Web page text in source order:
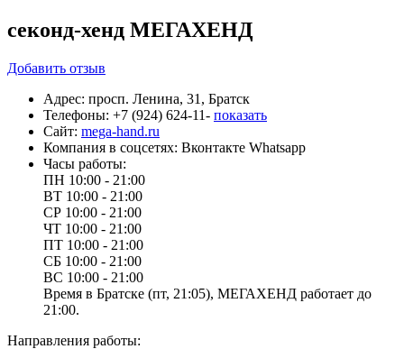
секонд-хенд МЕГАХЕНД
Добавить отзыв
Адрес: просп. Ленина, 31, Братск
Телефоны: +7 (924) 624-11- показать
Сайт: mega-hand.ru
Компания в соцсетях: Вконтакте Whatsapp
Часы работы:
ПН 10:00 - 21:00
ВТ 10:00 - 21:00
СР 10:00 - 21:00
ЧТ 10:00 - 21:00
ПТ 10:00 - 21:00
СБ 10:00 - 21:00
ВС 10:00 - 21:00
Время в Братске (пт, 21:05), МЕГАХЕНД работает до
21:00.
Направления работы: